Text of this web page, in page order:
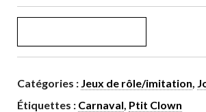
Catégories : Jeux de rôle/imitation,
Étiquettes : Carnaval, Ptit Clown